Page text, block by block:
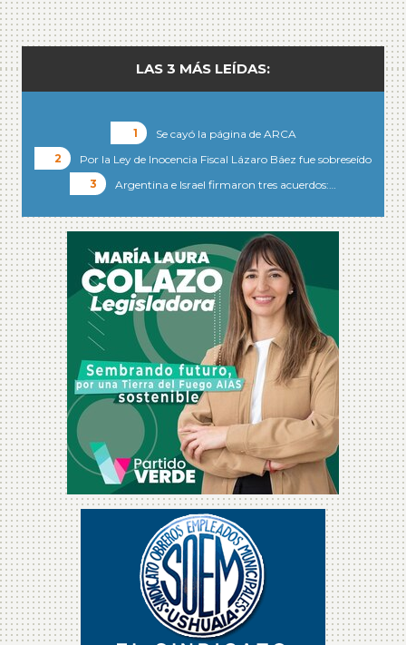
LAS 3 MÁS LEÍDAS:
Se cayó la página de ARCA
Por la Ley de Inocencia Fiscal Lázaro Báez fue sobreseído
Argentina e Israel firmaron tres acuerdos:…